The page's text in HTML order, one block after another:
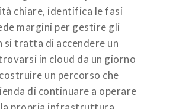
chiare, identifica le fasi
margini per gestire gli
si tratta di accendere un
in cloud da un giorno
un percorso che
di continuare a operare